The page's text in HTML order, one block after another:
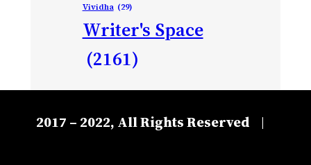
Vividha (29)
Writer's Space
(2161)
2017 – 2022, All Rights Reserved |